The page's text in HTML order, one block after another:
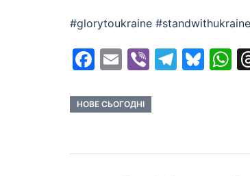
#glorytoukraine
Facebook
EmailViber
НОВЕ СЬОГОДНІ